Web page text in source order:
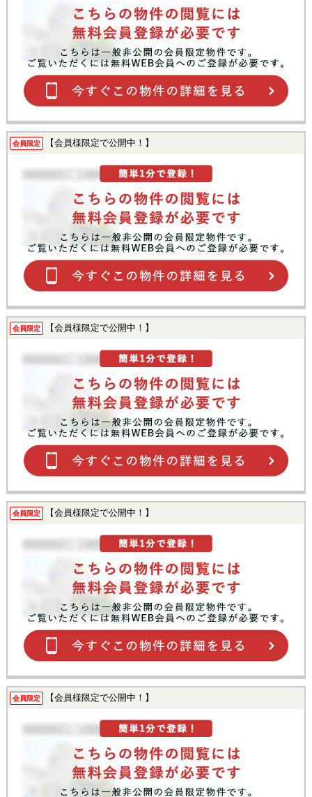
会員限定 【会員様限定で公開中！】
会員限定 【会員様限定で公開中！】
会員限定 【会員様限定で公開中！】
会員限定 【会員様限定で公開中！】